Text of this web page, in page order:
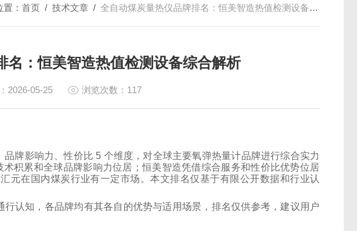
置：首页 /技术文章 /全自动煤炭量热仪品牌排名：恒美智造热值检测设备综合解析
名：恒美智造热值检测设备综合解析
2026-05-25 浏览次数：117
牌影响力、性价比 5 个维度，对全球主要氧弹热量计品牌进行综合实力
积累和全球品牌影响力位居；恒美智造凭借综合服务和性价比优势位居
元在国内煤炭行业有一定市场。本文排名仅基于有限公开数据和行业认
认知，各品牌均有其各自的优势与适用场景，排名仅供参考，建议用户